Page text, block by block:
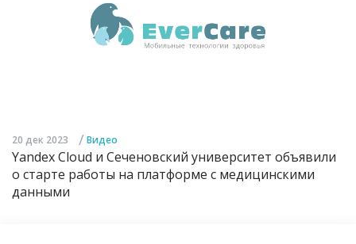
20 дек 2023 / Видео
Yandex Cloud и Сеченовский университет объявили
о старте работы на платформе с медицинскими
данными